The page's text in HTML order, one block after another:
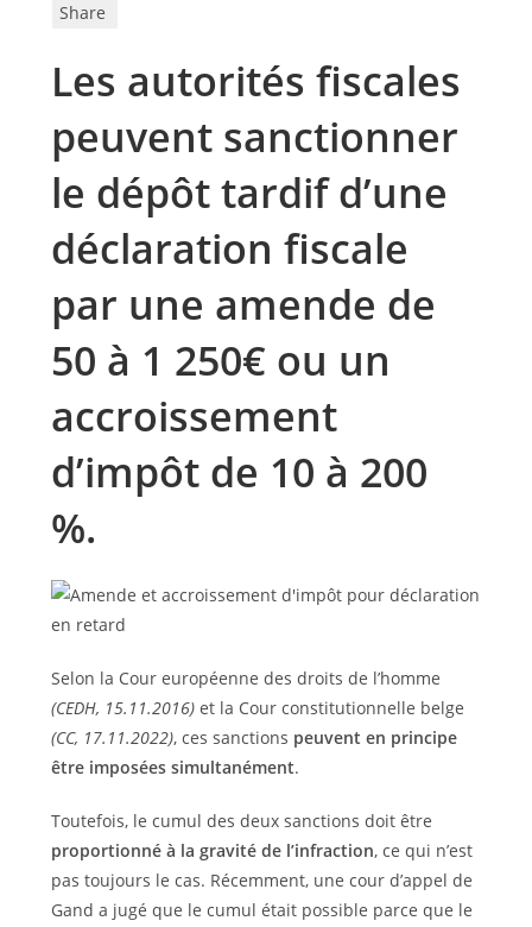
Share
Les autorités fiscales
peuvent sanctionner
le dépôt tardif d’une
déclaration fiscale
par une amende de
50 à 1 250€ ou un
accroissement
d’impôt de 10 à 200
%.
Selon la Cour européenne des droits de l’homme
(CEDH, 15.11.2016)et la Cour constitutionnelle belge
(CC, 17.11.2022), ces sanctions peuvent en principe
être imposées simultanément.
Toutefois, le cumul des deux sanctions doit être
proportionné à la gravité de l’infraction, ce qui n’est
pas toujours le cas. Récemment, une cour d’appel de
Gand a jugé que le cumul était possible parce que le